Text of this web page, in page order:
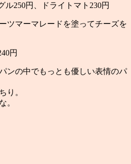
ル250円、ドライトマト230円
ツマーマレードを塗ってチーズを
円
ンの中でもっとも優しい表情のパ
り。
。